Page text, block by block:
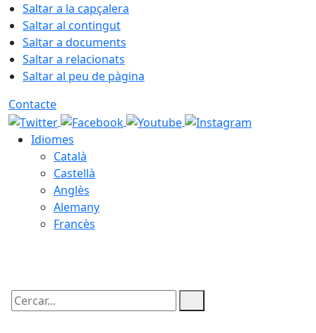
Saltar a la capçalera
Saltar al contingut
Saltar a documents
Saltar a relacionats
Saltar al peu de pàgina
Contacte
Idiomes
Català
Castellà
Anglès
Alemany
Francès
Cercar: